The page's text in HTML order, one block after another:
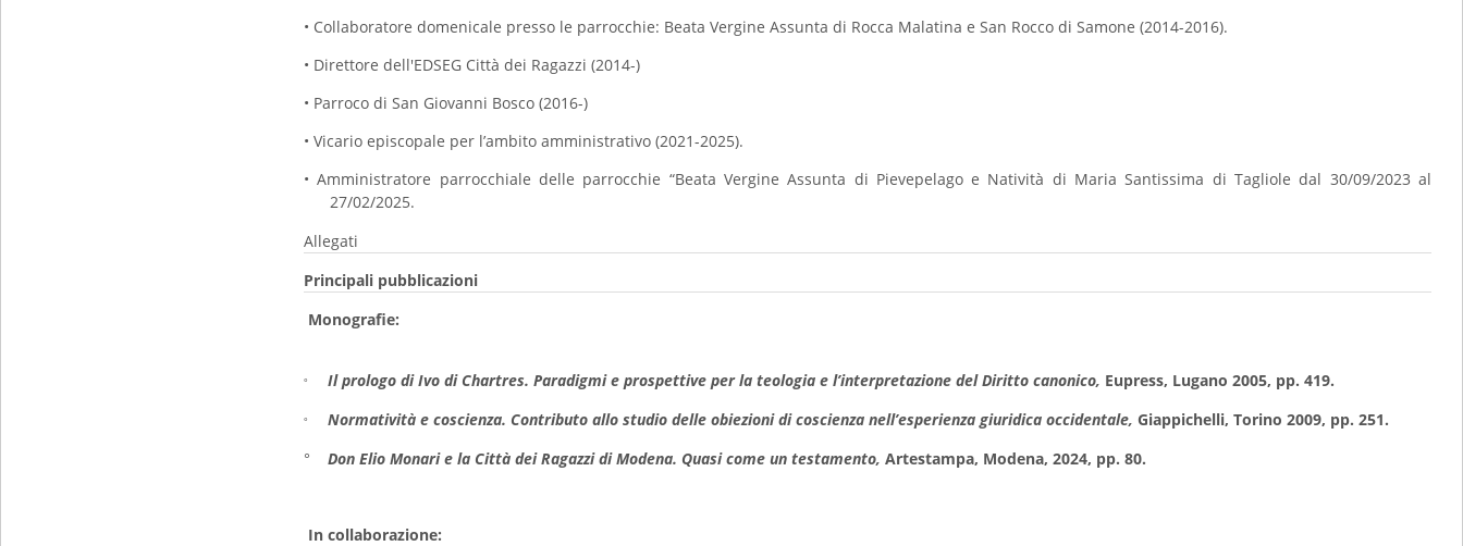
• Collaboratore domenicale presso le parrocchie: Beata Vergine Assunta di Rocca Malatina e San Rocco di Samone (2014-2016).
• Direttore dell'EDSEG Città dei Ragazzi (2014-)
• Parroco di San Giovanni Bosco (2016-)
• Vicario episcopale per l’ambito amministrativo (2021-2025).
• Amministratore parrocchiale delle parrocchie “Beata Vergine Assunta di Pievepelago e Natività di Maria Santissima di Tagliole dal 30/09/2023 al
27/02/2025.
Allegati
Principali pubblicazioni
Monografie:
° Il prologo di Ivo di Chartres. Paradigmi e prospettive per la teologia e l’interpretazione del Diritto canonico, Eupress, Lugano 2005, pp. 419.
° Normatività e coscienza. Contributo allo studio delle obiezioni di coscienza nell’esperienza giuridica occidentale, Giappichelli, Torino 2009, pp. 251.
° Don Elio Monari e la Città dei Ragazzi di Modena. Quasi come un testamento, Artestampa, Modena, 2024, pp. 80.
In collaborazione: